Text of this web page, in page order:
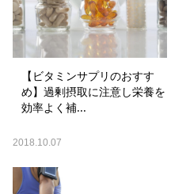
【ビタミンサプリのおすす
め】過剰摂取に注意し栄養を
効率よく補...
2018.10.07